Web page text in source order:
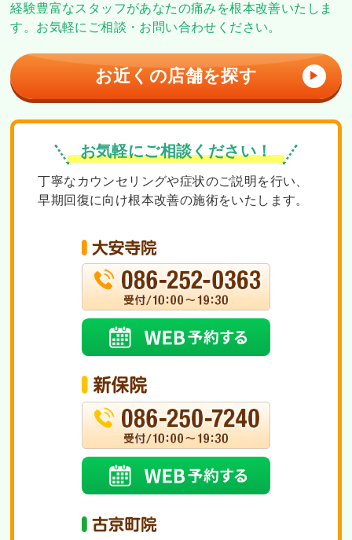
経験豊富なスタッフがあなたの痛みを根本改善いたしま
す。 お気軽にご相談・お問い合わせください。
お近くの店舗を探す ▶
お気軽にご相談ください！
丁寧なカウンセリングや症状のご説明を行い、
早期回復に向け根本改善の施術をいたします。